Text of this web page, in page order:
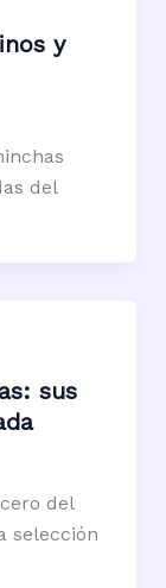
y
del
sus
del
selección